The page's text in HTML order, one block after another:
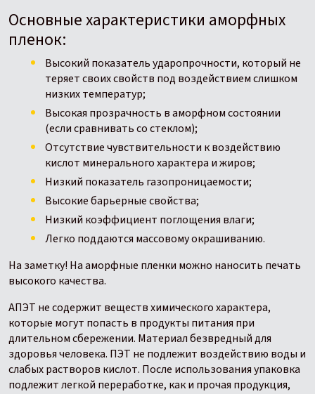
Основные характеристики аморфных
пленок:
Высокий показатель ударопрочности, который не
теряет своих свойств под воздействием слишком
низких температур;
Высокая прозрачность в аморфном состоянии
(если сравнивать со стеклом);
Отсутствие чувствительности к воздействию
кислот минерального характера и жиров;
Низкий показатель газопроницаемости;
Высокие барьерные свойства;
Низкий коэффициент поглощения влаги;
Легко поддаются массовому окрашиванию.
На заметку! На аморфные пленки можно наносить печать
высокого качества.
АПЭТ не содержит веществ химического характера,
которые могут попасть в продукты питания при
длительном сбережении. Материал безвредный для
здоровья человека. ПЭТ не подлежит воздействию воды и
слабых растворов кислот. После использования упаковка
подлежит легкой переработке, как и прочая продукция,